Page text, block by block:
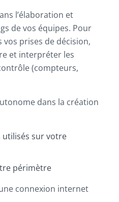
l’élaboration et
de vos équipes. Pour
prises de décision,
et interpréter les
(compteurs,
dans la création
utilisés sur votre
périmètre
connexion internet